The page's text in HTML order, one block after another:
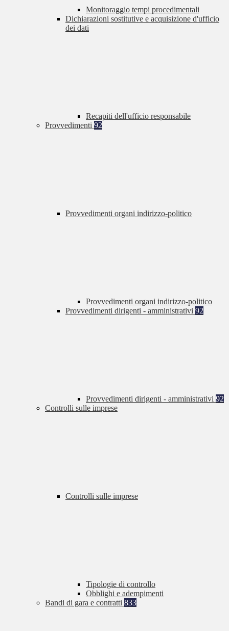
Monitoraggio tempi procedimentali
Dichiarazioni sostitutive e acquisizione d'ufficio
dei dati
Recapiti dell'ufficio responsabile
Provvedimenti 92
Provvedimenti organi indirizzo-politico
Provvedimenti organi indirizzo-politico
Provvedimenti dirigenti - amministrativi 92
Provvedimenti dirigenti - amministrativi 92
Controlli sulle imprese
Controlli sulle imprese
Tipologie di controllo
Obblighi e adempimenti
Bandi di gara e contratti 833